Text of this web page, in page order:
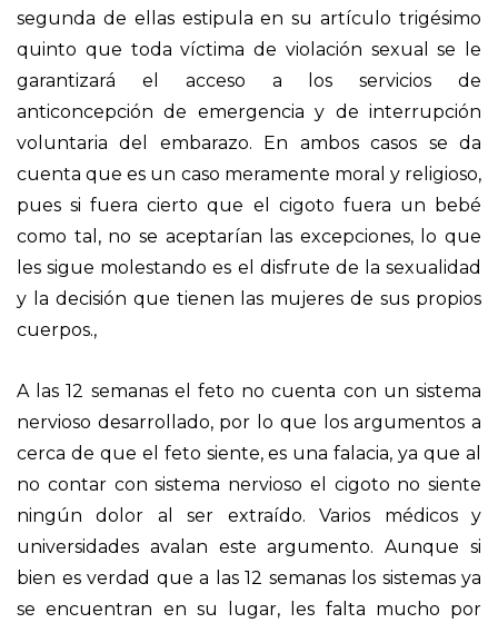
segunda de ellas estipula en su artículo trigésimo
quinto que toda víctima de violación sexual se le
garantizará el acceso a los servicios de
anticoncepción de emergencia y de interrupción
voluntaria del embarazo. En ambos casos se da
cuenta que es un caso meramente moral y religioso,
pues si fuera cierto que el cigoto fuera un bebé
como tal, no se aceptarían las excepciones, lo que
les sigue molestando es el disfrute de la sexualidad
y la decisión que tienen las mujeres de sus propios
cuerpos.,
A las 12 semanas el feto no cuenta con un sistema
nervioso desarrollado, por lo que los argumentos a
cerca de que el feto siente, es una falacia, ya que al
no contar con sistema nervioso el cigoto no siente
ningún dolor al ser extraído. Varios médicos y
universidades avalan este argumento. Aunque si
bien es verdad que a las 12 semanas los sistemas ya
se encuentran en su lugar, les falta mucho por